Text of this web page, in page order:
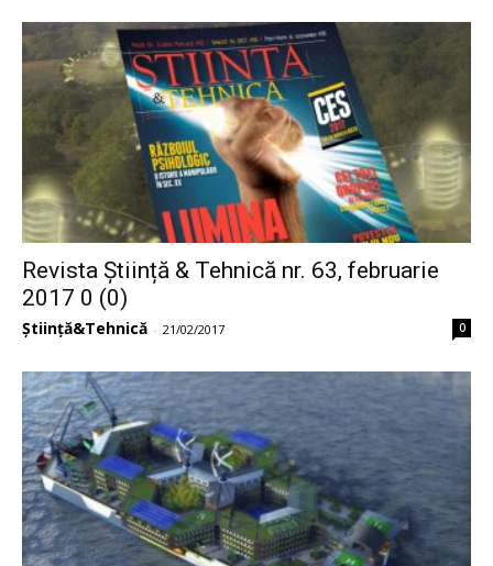
Revista Știință & Tehnică nr. 63, februarie
2017 0 (0)
Știință&Tehnică - 21/02/2017 0